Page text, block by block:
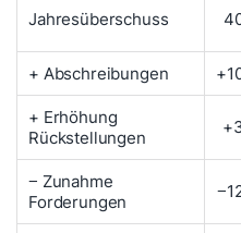
Jahresüberschuss
+ Abschreibungen
+ Erhöhung
Rückstellungen
− Zunahme
Forderungen